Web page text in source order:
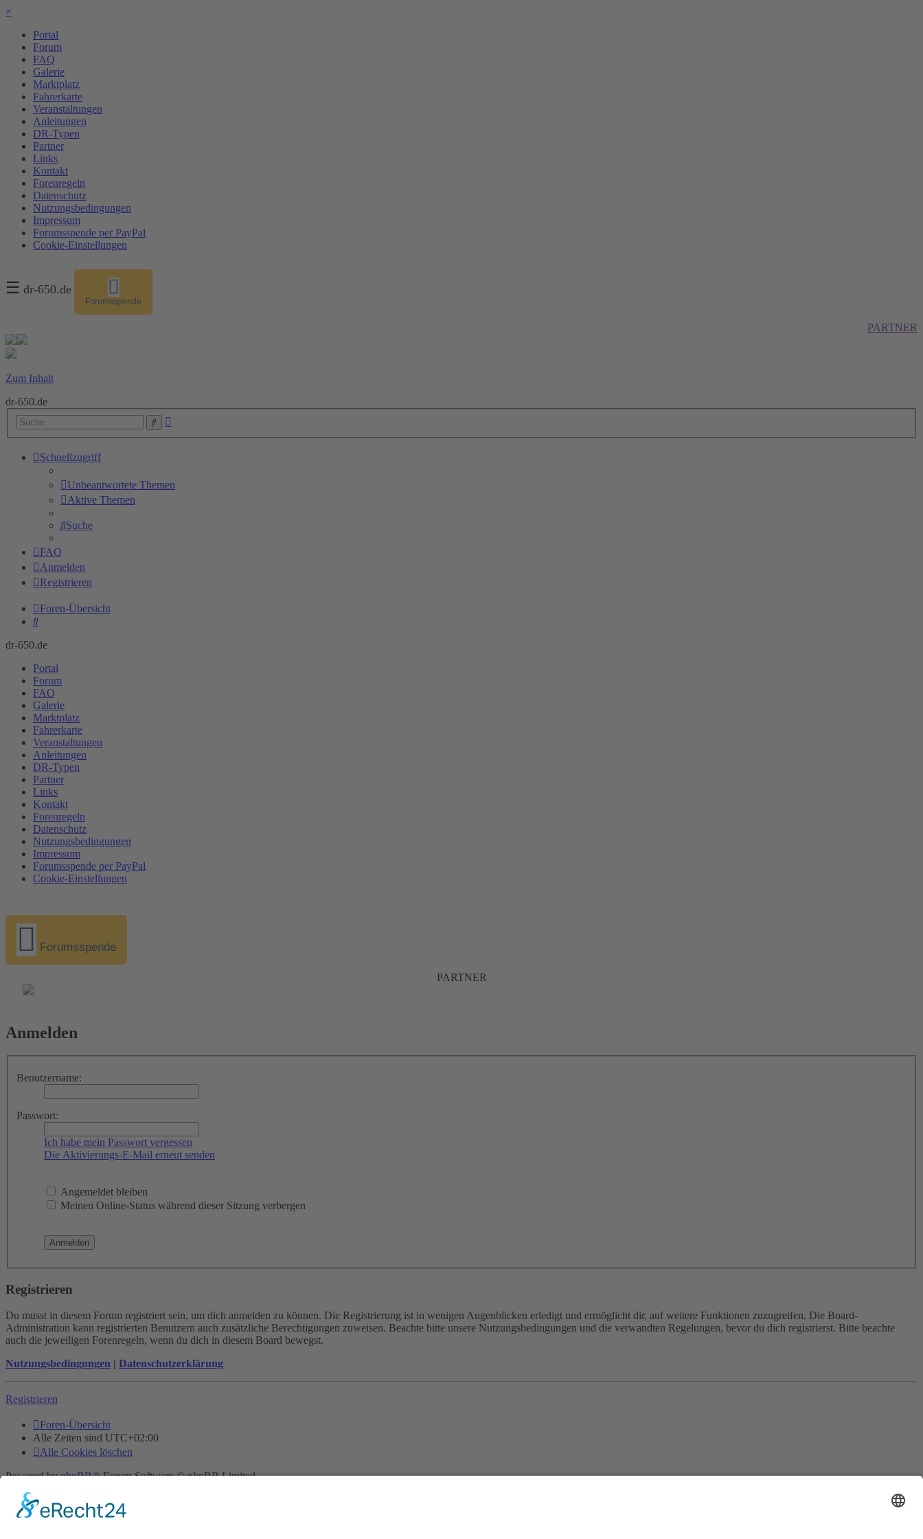
×
Portal
Forum
FAQ
Galerie
Marktplatz
Fahrerkarte
Veranstaltungen
Anleitungen
DR-Typen
Partner
Links
Kontakt
Forenregeln
Datenschutz
Nutzungsbedingungen
Impressum
Forumsspende per PayPal
Cookie-Einstellungen
☰ dr-650.de
Forumsspende
PARTNER
Zum Inhalt
dr-650.de
Suche
Schnellzugriff
Unbeantwortete Themen
Aktive Themen
Suche
FAQ
Anmelden
Registrieren
Foren-Übersicht
Suche
dr-650.de
Portal
Forum
FAQ
Galerie
Marktplatz
Fahrerkarte
Veranstaltungen
Anleitungen
DR-Typen
Partner
Links
Kontakt
Forenregeln
Datenschutz
Nutzungsbedingungen
Impressum
Forumsspende per PayPal
Cookie-Einstellungen
Forumsspende
PARTNER
Anmelden
Benutzername:
Passwort:
Ich habe mein Passwort vergessen
Die Aktivierungs-E-Mail erneut senden
Angemeldet bleiben
Meinen Online-Status während dieser Sitzung verbergen
Registrieren
Du musst in diesem Forum registriert sein, um dich anmelden zu können. Die Registrierung ist in wenigen Augenblicken erledigt und ermöglicht dir, auf weitere Funktionen zuzugreifen. Die Board-
Administration kann registrierten Benutzern auch zusätzliche Berechtigungen zuweisen. Beachte bitte unsere Nutzungsbedingungen und die verwandten Regelungen, bevor du dich registrierst. Bitte beachte
auch die jeweiligen Forenregeln, wenn du dich in diesem Board bewegst.
Nutzungsbedingungen | Datenschutzerklärung
Registrieren
Foren-Übersicht
Alle Zeiten sind UTC+02:00
Alle Cookies löschen
Powered byphpBB® Forum Software © phpBB Limited
Deutsche Übersetzung durch